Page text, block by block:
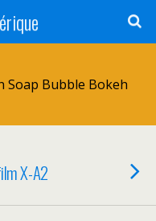
Soap Bubble Bokeh
X-A2